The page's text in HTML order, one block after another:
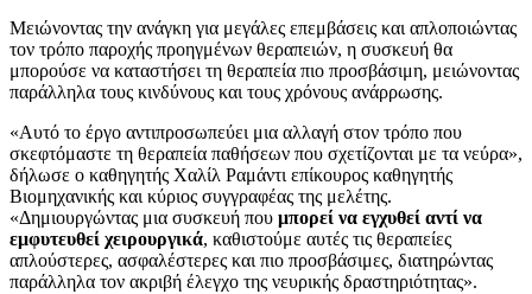
Μειώνοντας την ανάγκη για μεγάλες επεμβάσεις και απλοποιώντας
τον τρόπο παροχής προηγμένων θεραπειών, η συσκευή θα
μπορούσε να καταστήσει τη θεραπεία πιο προσβάσιμη, μειώνοντας
παράλληλα τους κινδύνους και τους χρόνους ανάρρωσης.
«Αυτό το έργο αντιπροσωπεύει μια αλλαγή στον τρόπο που
σκεφτόμαστε τη θεραπεία παθήσεων που σχετίζονται με τα νεύρα»,
δήλωσε ο καθηγητής Χαλίλ Ραμάντι επίκουρος καθηγητής
Βιομηχανικής και κύριος συγγραφέας της μελέτης.
«Δημιουργώντας μια συσκευή που μπορεί να εγχυθεί αντί να
εμφυτευθεί χειρουργικά, καθιστούμε αυτές τις θεραπείες
απλούστερες, ασφαλέστερες και πιο προσβάσιμες, διατηρώντας
παράλληλα τον ακριβή έλεγχο της νευρικής δραστηριότητας».